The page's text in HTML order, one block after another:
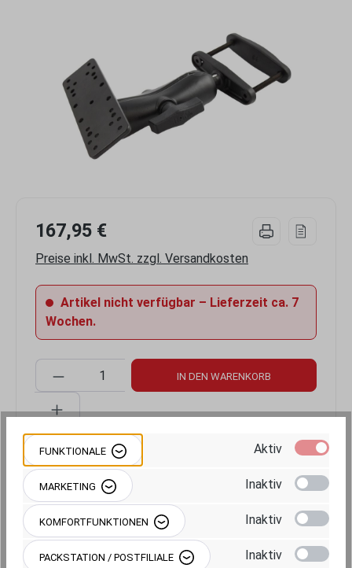
167,95 €
Preise inkl. MwSt. zzgl. Versandkosten
Artikel nicht verfügbar – Lieferzeit ca. 7
Wochen.
Produkt Anzahl: Gib den gewünschten
IN DEN WARENKORB
Produktnummer:
FUNKTIONALE Aktiv
MARKETING Inaktiv
KOMFORTFUNKTIONEN Inaktiv
PACKSTATION / POSTFILIALE Inaktiv